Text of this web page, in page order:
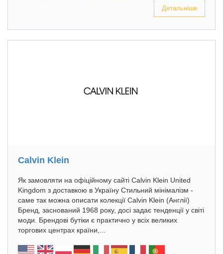
Детальніше
Calvin Klein
Як замовляти на офіційному сайті Calvin Klein United
Kingdom з доставкою в Україну Стильний мінімалізм -
саме так можна описати колекції Calvin Klein (Англії)
Бренд, заснований 1968 року, досі задає тенденції у світі
моди. Брендові бутіки є практично у всіх великих
торгових центрах країни,...